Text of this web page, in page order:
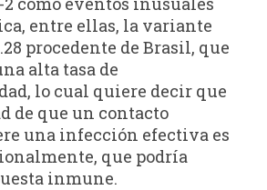
entre ellas, la variante
procedente de Brasil, que
alta tasa de
lo cual quiere decir que
de que un contacto
una infección efectiva es
que podría
inmune.